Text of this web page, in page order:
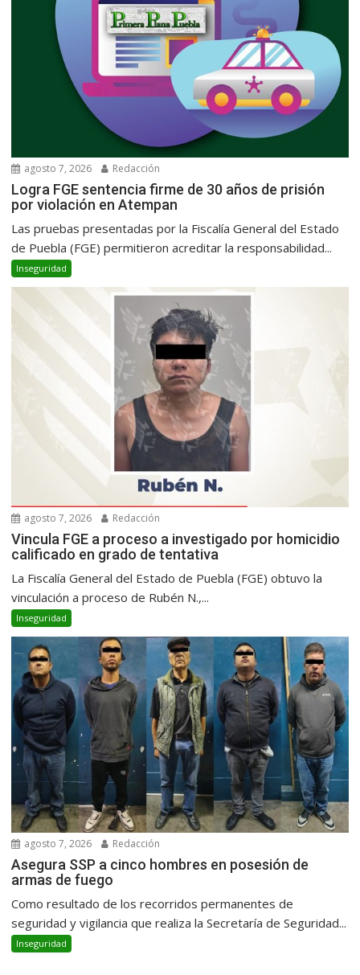
agosto 7, 2026 Redacción
Logra FGE sentencia firme de 30 años de prisión
por violación en Atempan
Las pruebas presentadas por la Fiscalía General del Estado
de Puebla (FGE) permitieron acreditar la responsabilidad...
Inseguridad
agosto 7, 2026 Redacción
Vincula FGE a proceso a investigado por homicidio
calificado en grado de tentativa
La Fiscalía General del Estado de Puebla (FGE) obtuvo la
vinculación a proceso de Rubén N.,...
Inseguridad
agosto 7, 2026 Redacción
Asegura SSP a cinco hombres en posesión de
armas de fuego
Como resultado de los recorridos permanentes de
seguridad y vigilancia que realiza la Secretaría de Seguridad...
Inseguridad